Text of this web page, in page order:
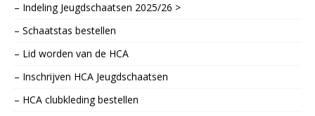
– Indeling Jeugdschaatsen 2025/26 >
– Schaatstas bestellen
– Lid worden van de HCA
– Inschrijven HCA Jeugdschaatsen
– HCA clubkleding bestellen